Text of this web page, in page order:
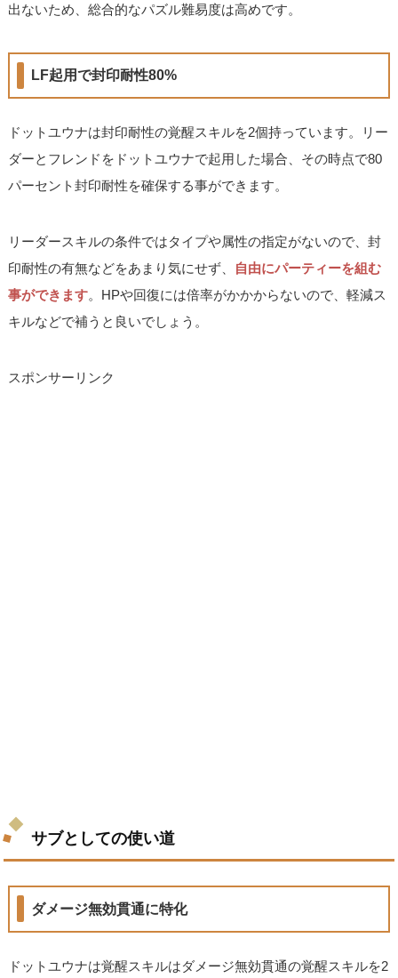
出ないため、総合的なパズル難易度は高めです。
LF起用で封印耐性80%
ドットユウナは封印耐性の覚醒スキルを2個持っています。リー
ダーとフレンドをドットユウナで起用した場合、その時点で80
パーセント封印耐性を確保する事ができます。
リーダースキルの条件ではタイプや属性の指定がないので、封
印耐性の有無などをあまり気にせず、 自由にパーティーを組む
事ができます。HPや回復には倍率がかかからないので、軽減ス
キルなどで補うと良いでしょう。
スポンサーリンク
サブとしての使い道
ダメージ無効貫通に特化
ドットユウナは覚醒スキルはダメージ無効貫通の覚醒スキルを2